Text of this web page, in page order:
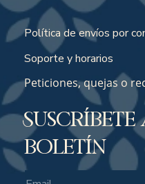
Política de envíos por
Soporte y horarios
Peticiones, quejas o
boletín